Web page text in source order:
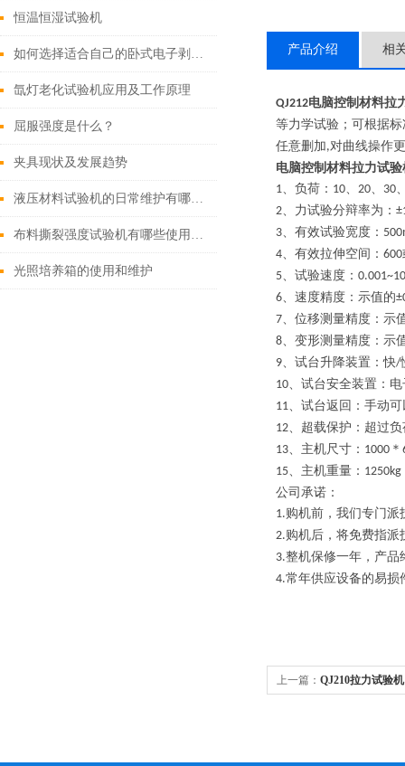
恒温恒湿试验机
如何选择适合自己的卧式电子剥离试验机？
氙灯老化试验机应用及工作原理
屈服强度是什么？
夹具现状及发展趋势
液压材料试验机的日常维护有哪些注意事项？
布料撕裂强度试验机有哪些使用方法
光照培养箱的使用和维护
产品介绍 相
QJ212电脑控制材料拉
等力学试验；可根据标
任意删加,对曲线操作
电脑控制材料拉力试验
1、负荷： 10、 20、 30
2、力试验分辩率为：
3、有效试验宽度：
4、有效拉伸空间： 600
5、试验速度：
6、速度精度：示值的
7、位移测量精度：示
8、变形测量精度：示
9、试台升降装置：快/
10、试台安全装置：
11、试台返回：手动
12、超载保护：超过负
13、主机尺寸： 1000 ＊
15、主机重量： 1250kg
公司承诺：
1.购机前，我们专门派
2.购机后，将免费指派
3.整机保修一年，产品
4.常年供应设备的易损
上一篇： QJ210拉力试验机